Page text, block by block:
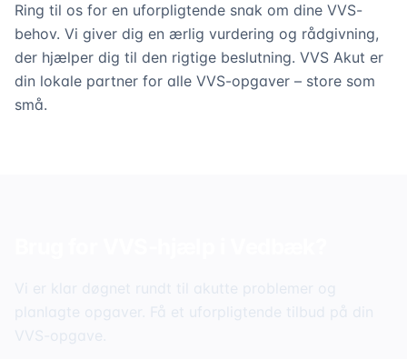
Ring til os for en uforpligtende snak om dine VVS-
behov. Vi giver dig en ærlig vurdering og rådgivning,
der hjælper dig til den rigtige beslutning. VVS Akut er
din lokale partner for alle VVS-opgaver – store som
små.
Vi er klar døgnet rundt til akutte problemer og
planlagte opgaver. Få et uforpligtende tilbud på din
VVS-opgave.